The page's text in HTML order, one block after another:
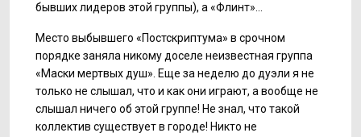
бывших лидеров этой группы), а «Флинт»…
Место выбывшего «Постскриптума» в срочном
порядке заняла никому доселе неизвестная группа
«Маски мертвых душ». Еще за неделю до дуэли я не
только не слышал, что и как они играют, а вообще не
слышал ничего об этой группе! Не знал, что такой
коллектив существует в городе! Никто не